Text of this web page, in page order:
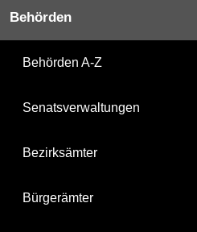
Behörden
Behörden A-Z
Senatsverwaltungen
Bezirksämter
Bürgerämter